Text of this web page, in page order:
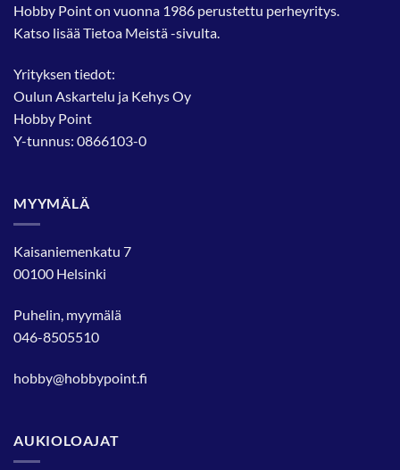
Hobby Point on vuonna 1986 perustettu perheyritys.
Katso lisääTietoa Meistä-sivulta.
Yrityksen tiedot:
Oulun Askartelu ja Kehys Oy
Hobby Point
Y-tunnus: 0866103-0
MYYMÄLÄ
Kaisaniemenkatu 7
00100 Helsinki
Puhelin, myymälä
046-8505510
hobby@hobbypoint.fi
AUKIOLOAJAT